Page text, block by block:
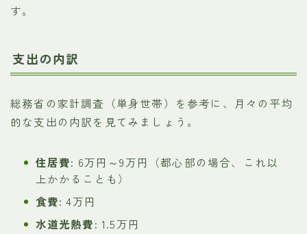
す。
支出の内訳
総務省の家計調査（単身世帯）を参考に、月々の平均
的な支出の内訳を見てみましょう。
住居費: 6万円～9万円（都心部の場合、これ以
上かかることも）
食費: 4万円
水道光熱費: 1.5万円